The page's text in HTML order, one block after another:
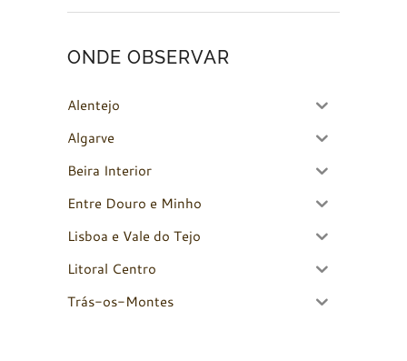
ONDE OBSERVAR
Alentejo
Algarve
Beira Interior
Entre Douro e Minho
Lisboa e Vale do Tejo
Litoral Centro
Trás-os-Montes